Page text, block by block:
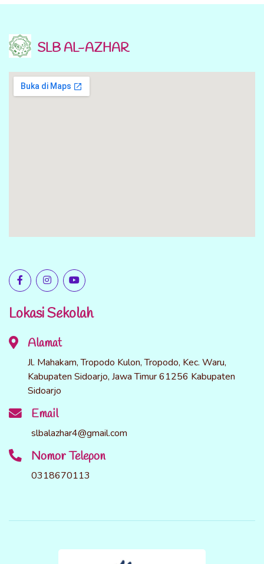
SLB AL-AZHAR
Lokasi Sekolah
Alamat
Jl. Mahakam, Tropodo Kulon, Tropodo, Kec. Waru,
Kabupaten Sidoarjo, Jawa Timur 61256 Kabupaten
Sidoarjo
Email
slbalazhar4@gmail.com
Nomor Telepon
0318670113